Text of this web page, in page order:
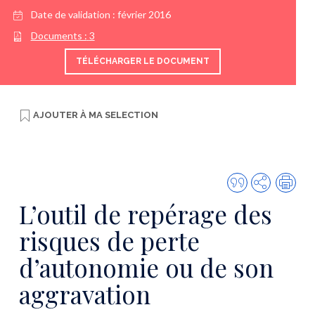
Date de validation : février 2016
Documents : 3
TÉLÉCHARGER LE DOCUMENT
AJOUTER À MA SELECTION
Citer
cette
publication
Partager
L’outil de repérage des
risques de perte
d’autonomie ou de son
aggravation